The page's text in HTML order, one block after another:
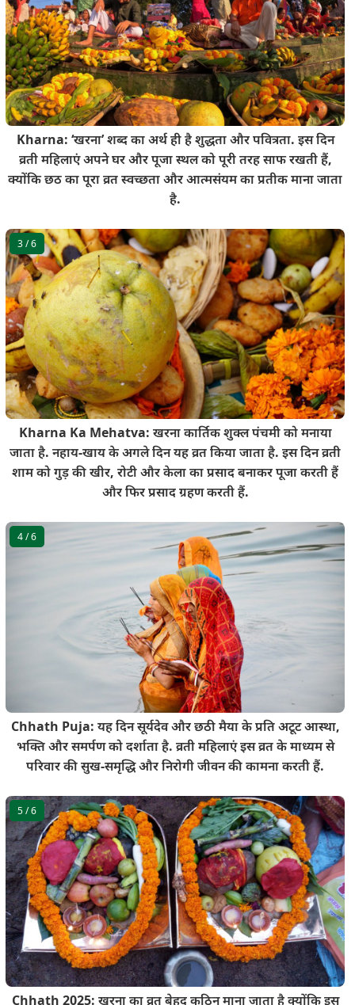
Kharna: ‘खरना’ शब्द का अर्थ ही है शुद्धता और पवित्रता. इस दिन
व्रती महिलाएं अपने घर और पूजा स्थल को पूरी तरह साफ रखती हैं,
क्योंकि छठ का पूरा व्रत स्वच्छता और आत्मसंयम का प्रतीक माना जाता
है.
3/ 6
Kharna Ka Mehatva: खरना कार्तिक शुक्ल पंचमी को मनाया
जाता है. नहाय-खाय के अगले दिन यह व्रत किया जाता है. इस दिन व्रती
शाम को गुड़ की खीर, रोटी और केला का प्रसाद बनाकर पूजा करती हैं
और फिर प्रसाद ग्रहण करती हैं.
4/ 6
Chhath Puja: यह दिन सूर्यदेव और छठी मैया के प्रति अटूट आस्था,
भक्ति और समर्पण को दर्शाता है. व्रती महिलाएं इस व्रत के माध्यम से
परिवार की सुख-समृद्धि और निरोगी जीवन की कामना करती हैं.
5/ 6
Chhath 2025: खरना का व्रत बेहद कठिन माना जाता है क्योंकि इस